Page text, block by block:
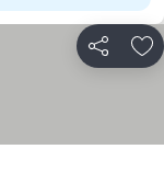
Deli